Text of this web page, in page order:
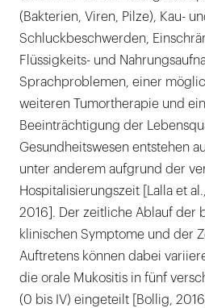
(Bakterien, Viren, Pilze), Kau-
Schluckbeschwerden,
Flüssigkeits- und
Sprachproblemen, einer
weiteren Tumortherapie und
Beeinträchtigung der
Gesundheitswesen entstehen
unter anderem aufgrund der
Hospitalisierungszeit [Lalla et
2016]. Der zeitliche Ablauf der
klinischen Symptome und der
Auftretens können dabei
die orale Mukositis in fünf
(0 bis IV) eingeteilt [Bollig,